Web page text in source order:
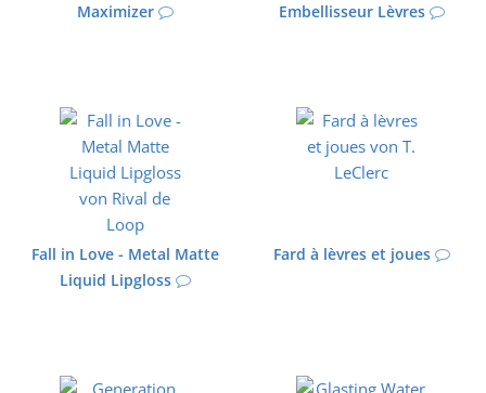
Maximizer
Embellisseur Lèvres
Fall in Love - Metal Matte
Liquid Lipgloss
Fard à lèvres et joues